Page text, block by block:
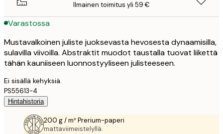
Ilmainen toimitus yli 59 €
Varastossa
Mustavalkoinen juliste juoksevasta hevosesta dynaamisilla,
sulavilla viivoilla. Abstraktit muodot taustalla tuovat liikettä
tähän kauniiseen luonnostyyliseen julisteeseen.
Ei sisällä kehyksiä.
PS55613-4
Hintahistoria
200 g / m² Prerium-paperi
mattaviimeistelyllä.